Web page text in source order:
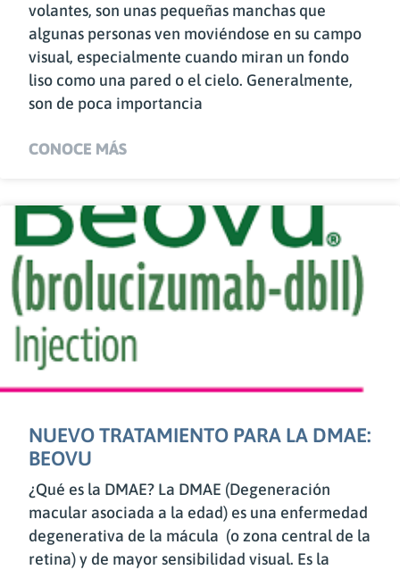
volantes, son unas pequeñas manchas que
algunas personas ven moviéndose en su campo
visual, especialmente cuando miran un fondo
liso como una pared o el cielo. Generalmente,
son de poca importancia
CONOCE MÁS
NUEVO TRATAMIENTO PARA LA DMAE:
BEOVU
¿Qué es la DMAE? La DMAE (Degeneración
macular asociada a la edad) es una enfermedad
degenerativa de la mácula (o zona central de la
retina) y de mayor sensibilidad visual. Es la